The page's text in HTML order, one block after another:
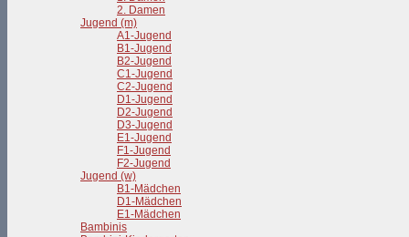
2. Damen
Jugend (m)
A1-Jugend
B1-Jugend
B2-Jugend
C1-Jugend
C2-Jugend
D1-Jugend
D2-Jugend
D3-Jugend
E1-Jugend
F1-Jugend
F2-Jugend
Jugend (w)
B1-Mädchen
D1-Mädchen
E1-Mädchen
Bambinis